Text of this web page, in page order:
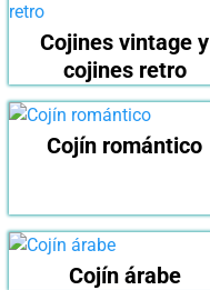
Cojines vintage y
cojines retro
Cojín romántico
Cojín árabe